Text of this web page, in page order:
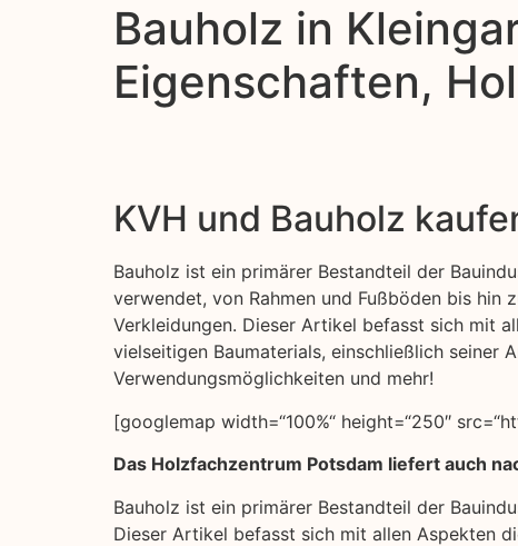
Bauholz in
Eigenschaften,
KVH und Bauholz
Bauholz ist ein primärer Bestandteil der
verwendet, von Rahmen und Fußböden bis hin
Verkleidungen. Dieser Artikel befasst sich mit
vielseitigen Baumaterials, einschließlich seiner
Verwendungsmöglichkeiten und mehr!
[googlemap width=“100%“ height=“250″
Das Holzfachzentrum Potsdam liefert auch
Bauholz ist ein primärer Bestandteil der
Dieser Artikel befasst sich mit allen Aspekten